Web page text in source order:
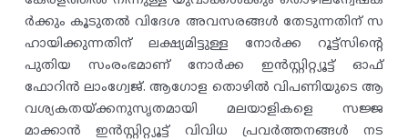
ർക്കും കൂടുതൽ വിദേശ അവസരങ്ങൾ തേടുന്നതിന് സ
ഹായിക്കുന്നതിന് ലക്ഷ്യമിട്ടുള്ള നോർക്ക റൂട്ട്സിൻ്റെ
പുതിയ സംരംഭമാണ് നോർക്ക ഇൻസ്റ്റിറ്റ്യൂട്ട് ഓഫ്
ഫോറിൻ ലാംഗ്വേജ്. ആഗോള തൊഴിൽ വിപണിയുടെ ആ
വശ്യകതയ്ക്കനുസൃതമായി മലയാളികളെ സജ്ജ
മാക്കാൻ ഇൻസ്റ്റിറ്റ്യൂട്ട് വിവിധ പ്രവർത്തനങ്ങൾ നട